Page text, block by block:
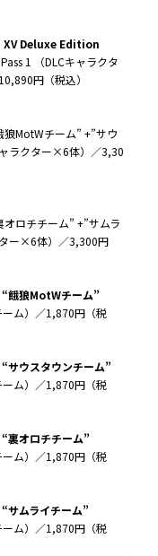
XV Deluxe Edition
1 （DLCキャラクタ
円（税込）
狼MotWチーム” +”サウ
ラクター×6体）／3,30
オロチチーム” +”サムラ
ー×6体）／3,300円
餓狼MotWチーム”
ム）／1,870円（税
サウスタウンチーム”
ム）／1,870円（税
裏オロチチーム”
ム）／1,870円（税
サムライチーム”
ム）／1,870円（税